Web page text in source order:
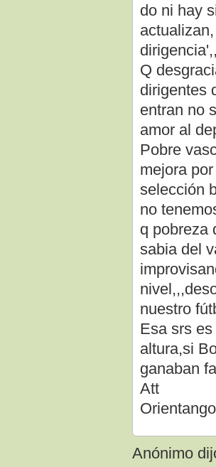
do ni hay
Q
dirigentes
entran no
amor al
Pobre
mejora
selección
no
q pobreza
sabia del
nuestro
Esa srs
altura,si
ganaban
Att
Orientango
Anónimo